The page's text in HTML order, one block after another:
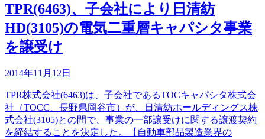
TPR(6463)、子会社により日清紡
HD(3105)の電気二重層キャパシタ事業
を譲受け
2014年11月12日
TPR株式会社(6463)は、子会社であるTOCキャパシタ株式会
社（TOCC、長野県岡谷市）が、日清紡ホールディングス株
式会社(3105)との間で、事業の一部譲受けに関する譲渡契約
を締結することを決定した。【自動車部品製造業界の